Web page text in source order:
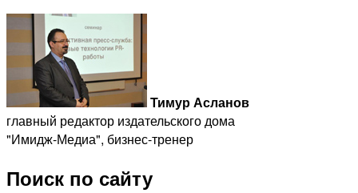
Тимур Асланов
главный редактор издательского дома
"Имидж-Медиа", бизнес-тренер
Поиск по сайту